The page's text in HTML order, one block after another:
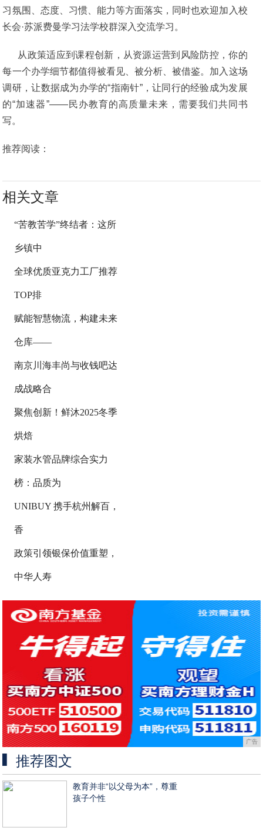
习氛围、态度、习惯、能力等方面落实，同时也欢迎加入校
长会·苏派费曼学习法学校群深入交流学习。
从政策适应到课程创新，从资源运营到风险防控，你的
每一个办学细节都值得被看见、被分析、被借鉴。加入这场
调研，让数据成为办学的“指南针”，让同行的经验成为发展
的“加速器”——民办教育的高质量未来，需要我们共同书
写。
推荐阅读：
相关文章
“苦教苦学”终结者：这所
乡镇中
全球优质亚克力工厂推荐
TOP排
赋能智慧物流，构建未来
仓库——
南京川海丰尚与收钱吧达
成战略合
聚焦创新！鲜沐2025冬季
烘焙
家装水管品牌综合实力
榜：品质为
UNIBUY 携手杭州解百，
香
政策引领银保价值重塑，
中华人寿
广告
推荐图文
教育并非“以父母为本”，尊重
孩子个性